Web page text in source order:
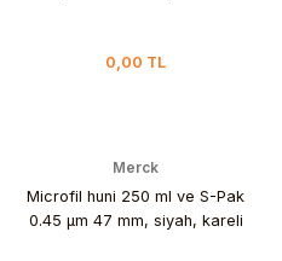
0,00 TL
Merck
Microfil huni 250 ml ve S-Pak
0.45 µm 47 mm, siyah, kareli